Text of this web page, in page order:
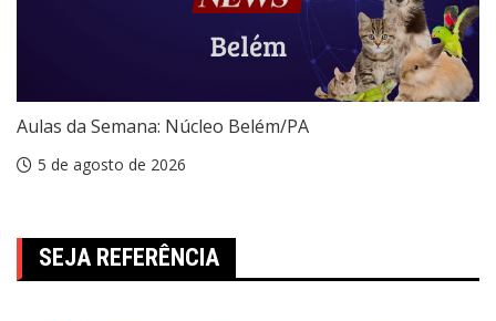
Aulas da Semana: Núcleo Belém/PA
5 de agosto de 2026
SEJA REFERÊNCIA